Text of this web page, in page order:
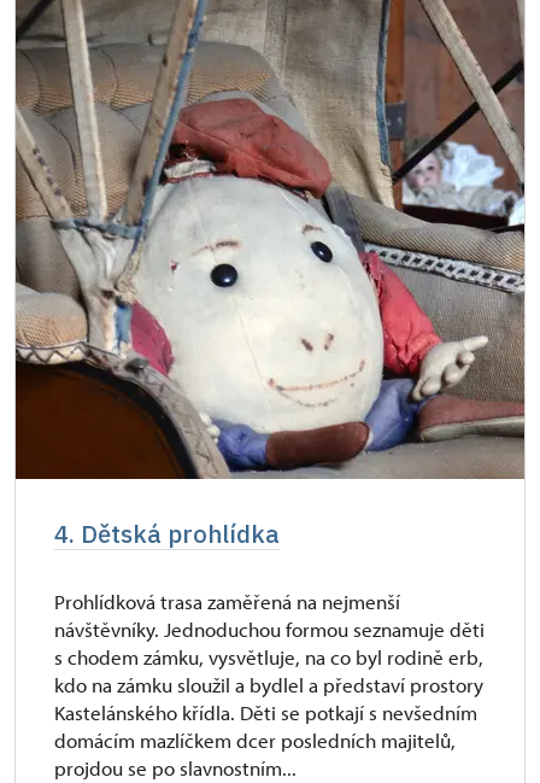
4. Dětská prohlídka
Prohlídková trasa zaměřená na nejmenší
návštěvníky. Jednoduchou formou seznamuje děti
s chodem zámku, vysvětluje, na co byl rodině erb,
kdo na zámku sloužil a bydlel a představí prostory
Kastelánského křídla. Děti se potkají s nevšedním
domácím mazlíčkem dcer posledních majitelů,
projdou se po slavnostním...